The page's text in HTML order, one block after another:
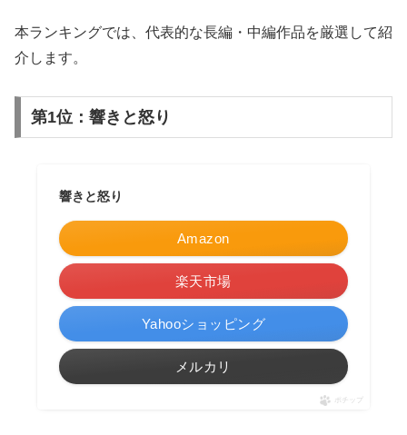
本ランキングでは、代表的な長編・中編作品を厳選して紹
介します。
第1位：響きと怒り
響きと怒り
Amazon
楽天市場
Yahooショッピング
メルカリ
ポチップ